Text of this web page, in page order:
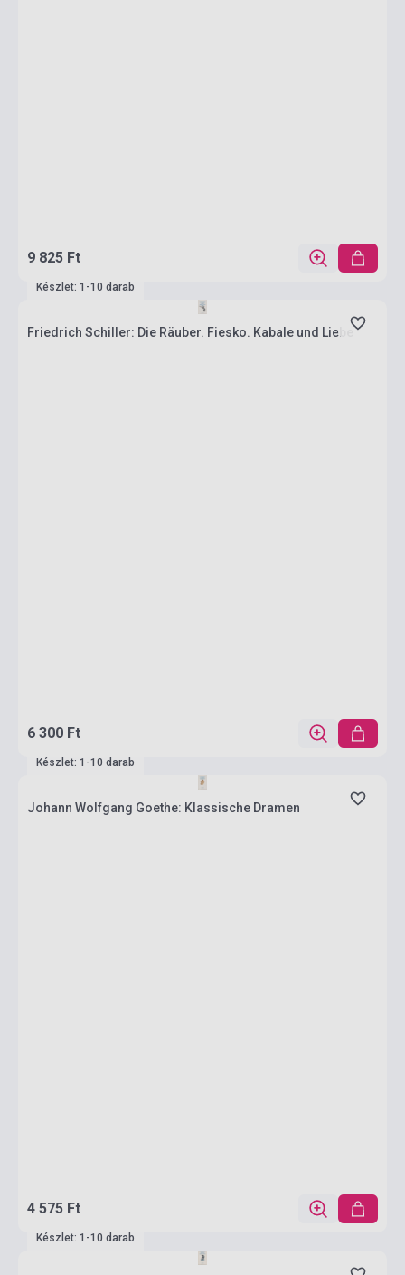
9 825 Ft
Készlet: 1-10 darab
Friedrich Schiller: Die Räuber. Fiesko. Kabale und Liebe
6 300 Ft
Készlet: 1-10 darab
Johann Wolfgang Goethe: Klassische Dramen
4 575 Ft
Készlet: 1-10 darab